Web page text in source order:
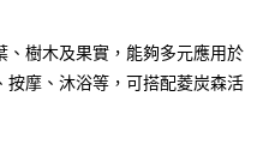
用戶可立即使用無須另外申請。
期數、繳款截止日，確認付款後即完
依後續交易確認頁面所載為準。
或遇審核未通過，訂單將自動取
未達大哥付你分期系統評分，恕無
運
運費
樹木及果實，能夠多元應用於
摩、沐浴等，可搭配菱炭森活